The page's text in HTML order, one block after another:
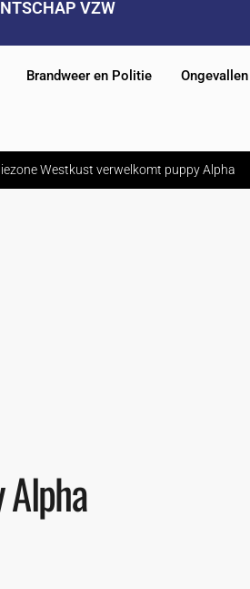
VZW
Brandweer en Politie Ongevallen
Westkust verwelkomt puppy Alpha